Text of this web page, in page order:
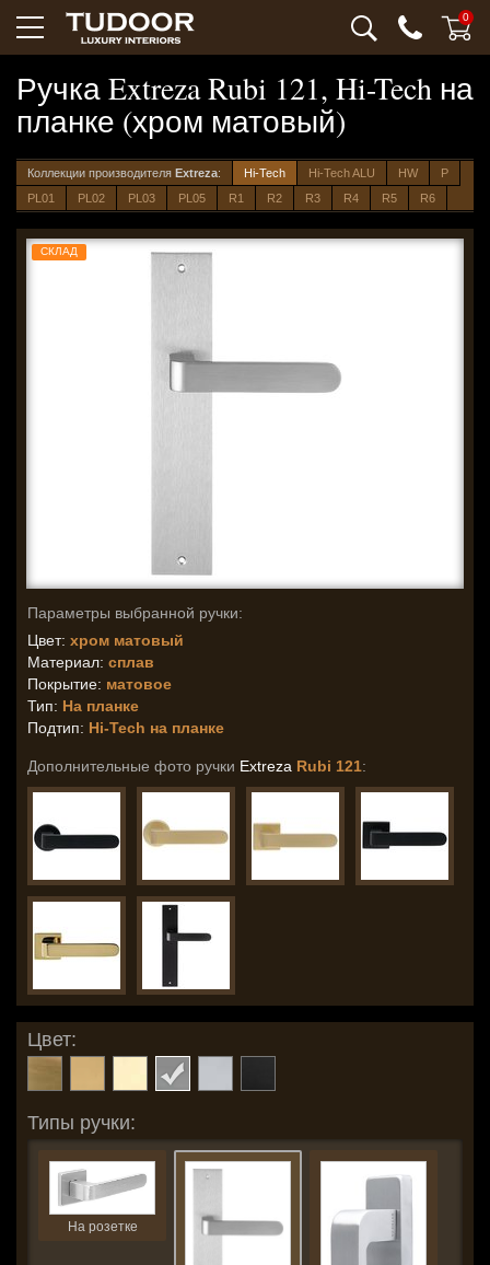
0
Ручка Extreza Rubi 121, Hi-Tech на
планке (хром матовый)
Коллекции производителя Extreza: Hi-Tech Hi-Tech ALU HW
P
PL01
PL02 PL03 PL05 R1 R2 R3 R4 R5 R6
СКЛАД
Параметры выбранной ручки:
Цвет: хром матовый
Материал: сплав
Покрытие: матовое
Тип: На планке
Подтип: Hi-Tech на планке
Дополнительные фото ручки Extreza Rubi 121:
Цвет:
Типы ручки:
На розетке